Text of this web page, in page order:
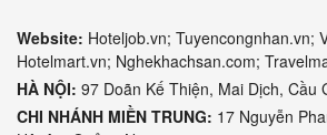
Website: Hoteljob.vn; Tuyencongnhan.vn;
Hotelmart.vn; Nghekhachsan.com;
HÀ NỘI: 97 Doãn Kế Thiện, Mai Dịch, Cầu
CHI NHÁNH MIỀN TRUNG: 17 Nguyễn